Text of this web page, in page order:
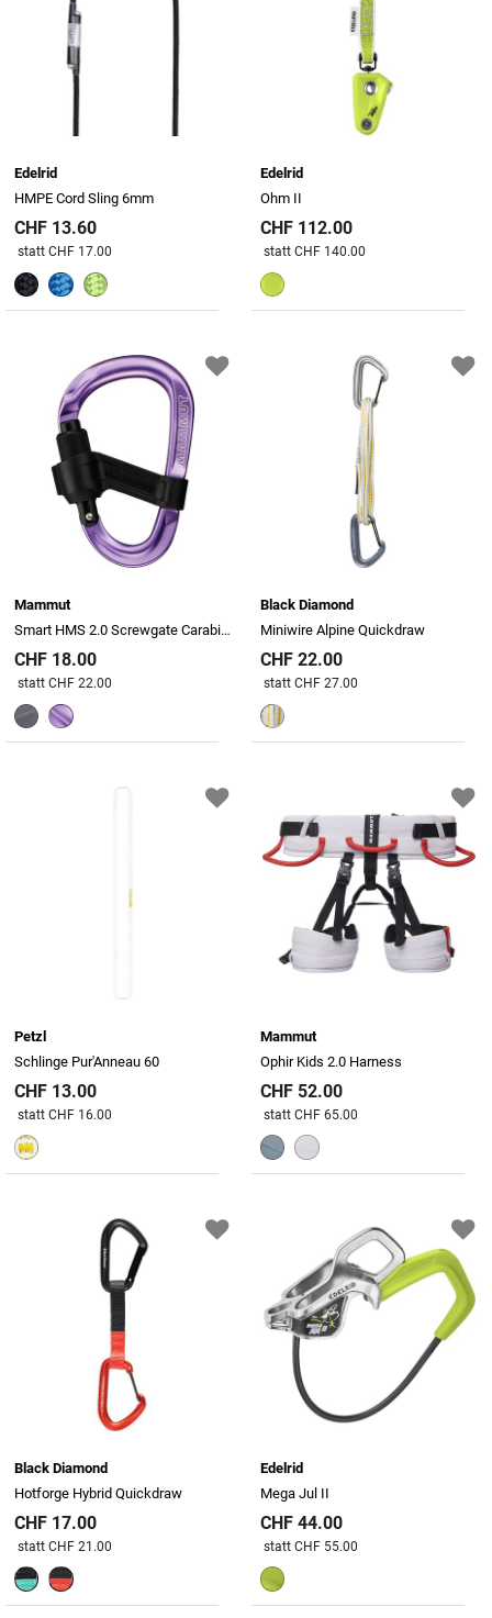
Edelrid
HMPE Cord Sling 6mm
CHF 13.60
Preis reduziert von
statt CHF 17.00
Edelrid
Ohm II
CHF 112.00
Preis reduziert von
statt CHF 140.00
Mammut
Smart HMS 2.0 Screwgate Carabiner
CHF 18.00
Preis reduziert von
statt CHF 22.00
Black Diamond
Miniwire Alpine Quickdraw
CHF 22.00
Preis reduziert von
statt CHF 27.00
Petzl
Schlinge Pur'Anneau 60
CHF 13.00
Preis reduziert von
statt CHF 16.00
Mammut
Ophir Kids 2.0 Harness
CHF 52.00
Preis reduziert von
statt CHF 65.00
Black Diamond
Hotforge Hybrid Quickdraw
CHF 17.00
Preis reduziert von
statt CHF 21.00
Edelrid
Mega Jul II
CHF 44.00
Preis reduziert von
statt CHF 55.00